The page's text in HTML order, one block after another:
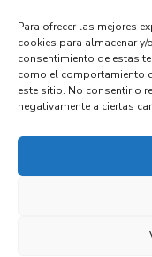
Para ofrecer las mejores
cookies para almacenar
consentimiento de estas
como el comportamiento
este sitio. No consentir o
negativamente a ciertas
© 2025 Coima SL.
derechos